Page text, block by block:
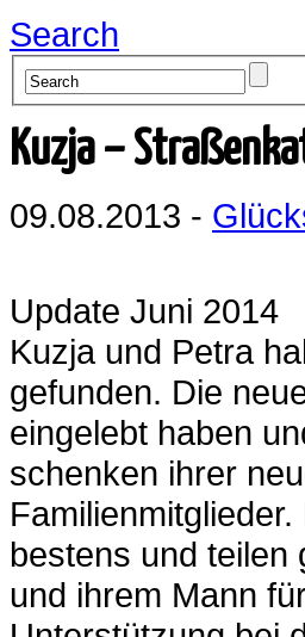
Search
Kuzja –
09.08.2013 -
Update Juni 2014
Kuzja und Petra
gefunden. Die
eingelebt haben
schenken ihrer
bestens und teilen
und ihrem Mann